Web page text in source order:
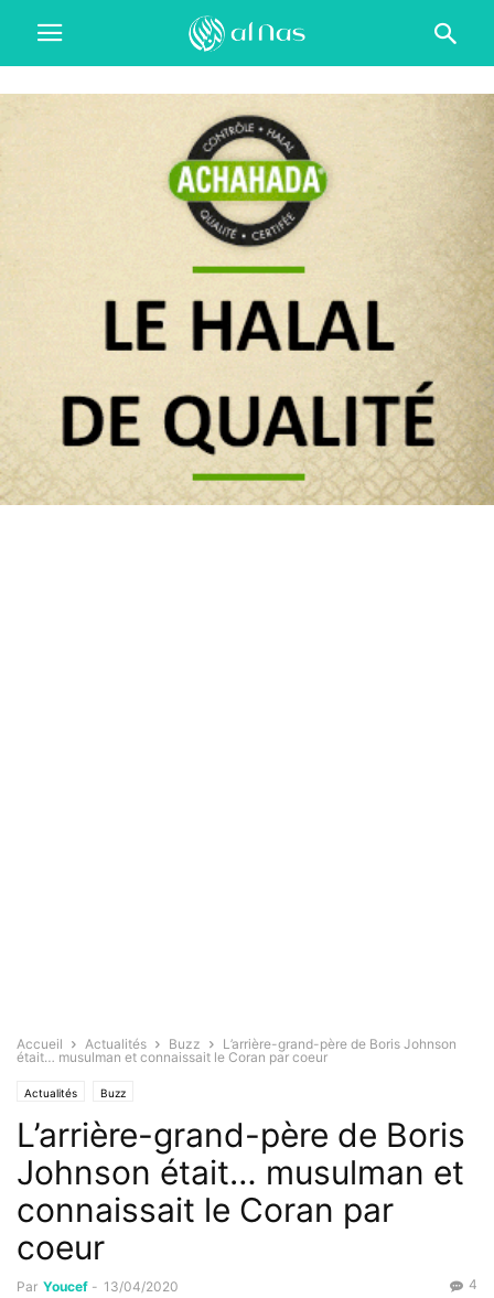
Accueil Actualités Buzz
L’arrière-grand-père de Boris Johnson
était… musulman et connaissait le Coran par coeur
Actualités Buzz
L’arrière-grand-père de Boris
Johnson était… musulman et
connaissait le Coran par
coeur
Par Youcef - 13/04/2020 4